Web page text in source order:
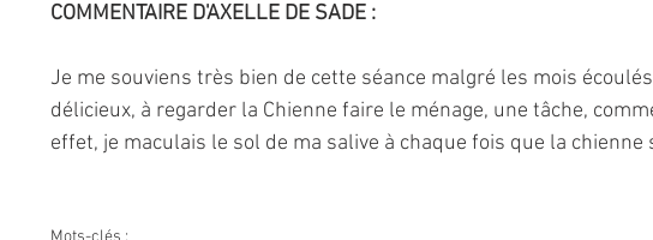
COMMENTAIRE D'AXELLE DE SADE :
Je me souviens très bien de cette séance malgré les mois
délicieux, à regarder la Chienne faire le ménage, une tâche,
effet, je maculais le sol de ma salive à chaque fois que la chienne